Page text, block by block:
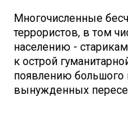
Многочисленные
террористов, в том
населению -
к острой
появлению большого
вынужденных